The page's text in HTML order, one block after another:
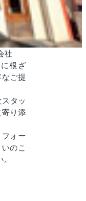
社
根ざ
ご提
タッ
り添
ォー
のこ